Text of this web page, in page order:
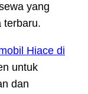
yang
terbaru.
Hiace di
untuk
dan